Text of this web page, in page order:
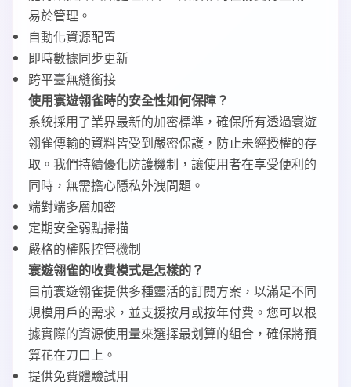
易於管理。
自動化資源配置
即時數據同步更新
跨平臺無縫銜接
使用寰遊翎雀時的安全性如何保障？
系統採用了業界最新的加密標準，確保所有透過寰遊
翎雀傳輸的資料皆受到嚴密保護，防止未經授權的存
取。我們持續優化防護機制，讓使用者在享受便利的
同時，無需擔心隱私外洩問題。
端對端多層加密
定期安全弱點掃描
嚴格的權限控管機制
寰遊翎雀的收費模式是怎樣的？
目前寰遊翎雀提供多種靈活的訂閱方案，以滿足不同
規模用戶的需求，並支援按月或按年付費。您可以根
據實際的資源使用量來選擇最划算的組合，確保將預
算花在刀口上。
提供免費體驗試用